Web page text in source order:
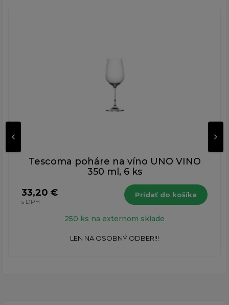
Tescoma poháre na víno UNO VINO
350 ml, 6 ks
33,20 €
s DPH
Pridať do košíka
250 ks na externom sklade
LEN NA OSOBNÝ ODBER!!!